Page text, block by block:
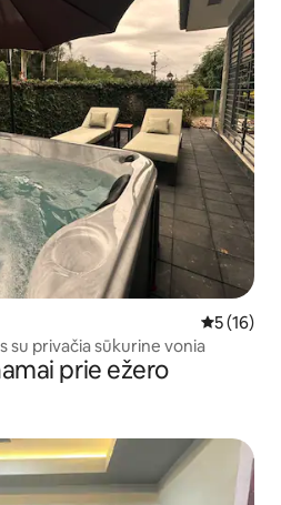
Vidutinis
5 (16)
su privačia sūkurine vonia
prie ežero